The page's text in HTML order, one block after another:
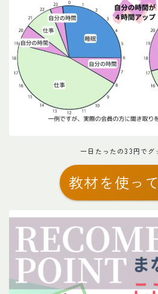
一日たったの33円でグ
教材を使っ